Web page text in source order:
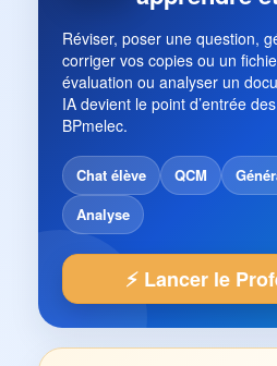
Réviser, poser une question,
corriger vos copies ou un
évaluation ou analyser un
IA devient le point d’entrée
BPmelec.
Chat élève QCM
Analyse
⚡ Lancer le